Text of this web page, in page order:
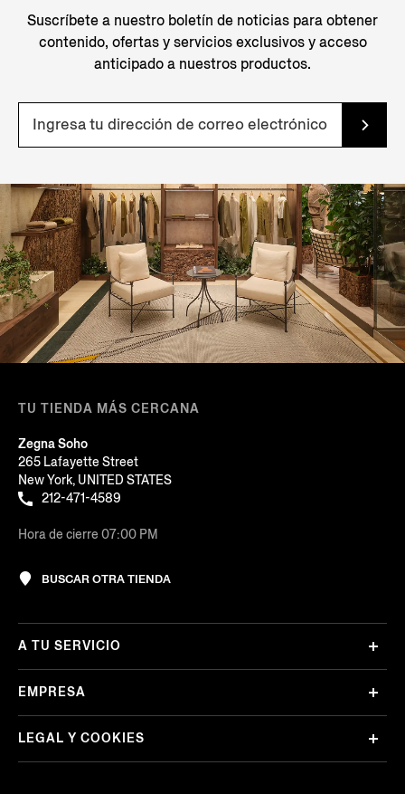
Suscríbete a nuestro boletín de noticias para obtener
contenido, ofertas y servicios exclusivos y acceso
anticipado a nuestros productos.
TU TIENDA MÁS CERCANA
Zegna Soho
265 Lafayette Street
New York, UNITED STATES
212-471-4589
Hora de cierre 07:00 PM
BUSCAR OTRA TIENDA
A TU SERVICIO
EMPRESA
LEGAL Y COOKIES